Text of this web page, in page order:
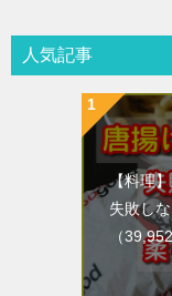
人気記事
【料理
失敗し
（